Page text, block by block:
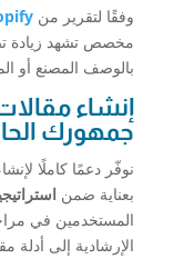
وفقًا لتقرير من
بالوصف المصنع أو
إنشاء
جمهورك
نوفّر دعمًا كاملًا
بعناية ضمن
المستخدمين في
الإرشادية إلى أدلة